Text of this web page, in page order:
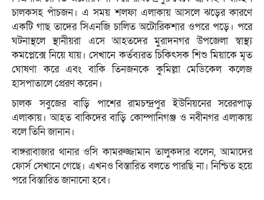
চালকসহ পাঁচজন। এ সময় শলফা এলাকায় আসলে ঝড়ের কারণে
একটি গাছ তাদের সিএনজি চালিত অটোরিকশার ওপরে পড়ে। পরে
ঘটনাস্থলে স্থানীয়রা এসে আহতদের মুরাদনগর উপজেলা স্বাস্থ্য
কমপ্লেক্সে নিয়ে যায়। সেখানে কর্তব্যরত চিকিৎসক শিশু মিয়াকে মৃত
ঘোষণা করে এবং বাকি তিনজনকে কুমিল্লা মেডিকেল কলেজ
হাসপাতালে প্রেরণ করেন।
চালক সবুজের বাড়ি পাশের রামচন্দ্রপুর ইউনিয়নের সরেরপাড়
এলাকায়। আহত বাকিদের বাড়ি কোম্পানিগঞ্জ ও নবীনগর এলাকায়
বলে তিনি জানান।
বাঙ্গরাবাজার থানার ওসি কামরুজ্জামান তালুকদার বলেন, আমাদের
ফোর্স সেখানে গেছে। এখনও বিস্তারিত বলতে পারছি না। নিশ্চিত হয়ে
পরে বিস্তারিত জানানো হবে।